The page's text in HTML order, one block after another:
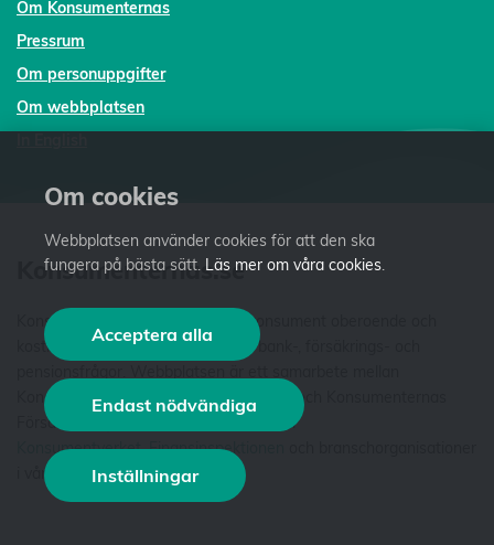
Om Konsumenternas
Pressrum
Om personuppgifter
Om webbplatsen
Konsumenternas.se
Konsumenternas.se ger dig som konsument oberoende och
kostnadsfri fakta och vägledning i bank-, försäkrings- och
Konsumenternas Bank- och finansbyrå och Konsumenternas
Försäkringsbyrå. Vi är stiftelser som har
Konsumentverket,Finansinspektionen
i våra styrelser. Läs merom oss .
Om cookies
Webbplatsen använder cookies för att den ska
fungera på bästa sätt. Läs mer om våra cookies.
Acceptera alla
Endast nödvändiga
Inställningar